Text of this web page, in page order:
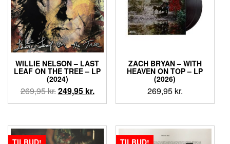
WILLIE NELSON – LAST
LEAF ON THE TREE – LP
(2024)
269,95kr.Den
oprindelige
var:
269,95 kr..
249,95 kr.Den
aktuelle
er:
249,95 kr..
ZACH BRYAN – WITH
HEAVEN ON TOP – LP
(2026)
269,95 kr.
TILBUD! TILBUD!